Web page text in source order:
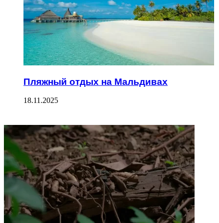
Пляжный отдых на Мальдивах
18.11.2025